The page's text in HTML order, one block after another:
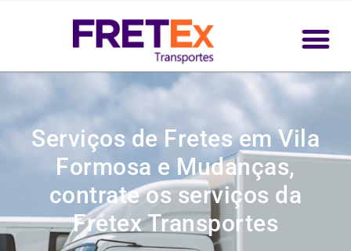
Serviços de Fretes em Vila
Formosa e Mudanças,
contrate os serviços da
Fretex Transportes